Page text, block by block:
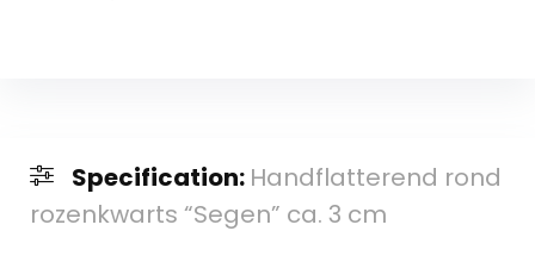
Specification: Handflatterend rond
rozenkwarts “Segen” ca. 3 cm